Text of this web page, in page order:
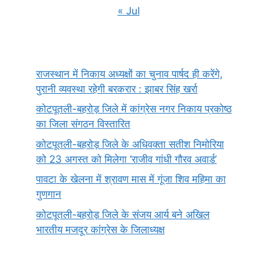
« Jul
राजस्थान में निकाय अध्यक्षों का चुनाव पार्षद ही करेंगे,
पुरानी व्यवस्था रहेगी बरकरार : झाबर सिंह खर्रा
कोटपूतली-बहरोड़ जिले में कांग्रेस नगर निकाय प्रकोष्ठ
का जिला संगठन विस्तारित
कोटपूतली-बहरोड़ जिले के अधिवक्ता सतीश निमोरिया
को 23 अगस्त को मिलेगा ‘राजीव गांधी गौरव अवार्ड’
पावटा के खेलना में श्रावण मास में गूंजा शिव महिमा का
गुणगान
कोटपूतली-बहरोड़ जिले के संजय आर्य बने अखिल
भारतीय मजदूर कांग्रेस के जिलाध्यक्ष